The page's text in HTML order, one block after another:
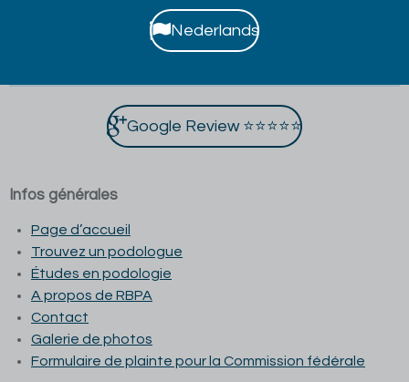
Nederlands
Google Review ⭐⭐⭐⭐⭐
Infos générales
Page d’accueil
Trouvez un podologue
Études en podologie
A propos de RBPA
Contact
Galerie de photos
Formulaire de plainte pour la Commission fédérale